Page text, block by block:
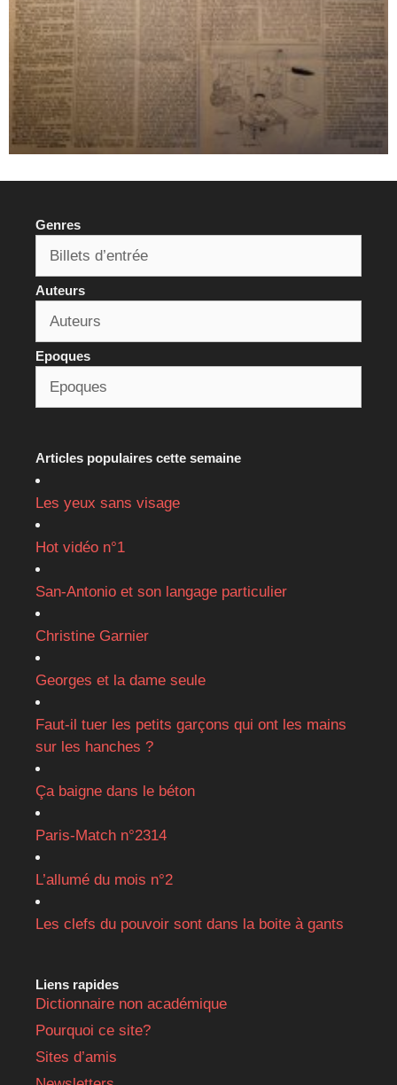
Genres
Auteurs
Epoques
Articles populaires cette semaine
Les yeux sans visage
Hot vidéo n°1
San-Antonio et son langage particulier
Christine Garnier
Georges et la dame seule
Faut-il tuer les petits garçons qui ont les mains
sur les hanches ?
Ça baigne dans le béton
Paris-Match n°2314
L’allumé du mois n°2
Les clefs du pouvoir sont dans la boite à gants
Liens rapides
Dictionnaire non académique
Pourquoi ce site?
Sites d’amis